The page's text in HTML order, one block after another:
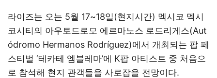
라이즈는 오는 5월 17~18일(현지시간) 멕시코 멕시
코시티의 아우토드로모 에르마노스 로드리게스(Aut
ódromo Hermanos Rodríguez)에서 개최되는 팝 페
스티벌 ‘테카테 엠블레마’에 K팝 아티스트 중 처음으
로 참석해 현지 관객들을 사로잡을 전망이다.